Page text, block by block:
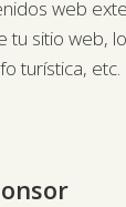
web
tu sitio web,
turística, etc.